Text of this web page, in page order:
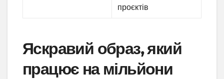
проєктів
Яскравий образ, який
працює на мільйони